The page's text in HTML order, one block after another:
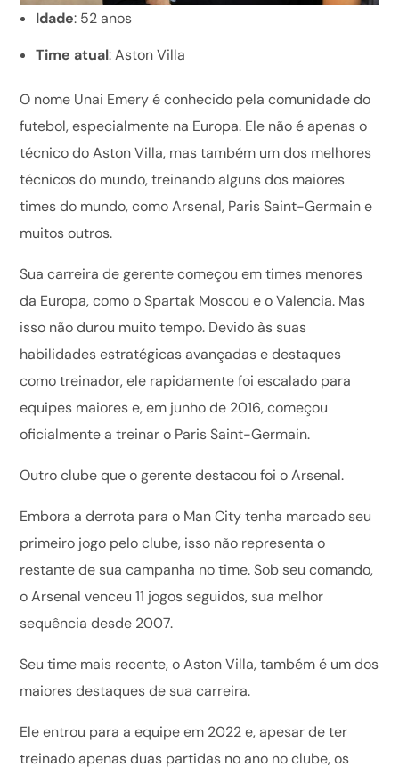
Idade: 52 anos
Time atual: Aston Villa
O nome Unai Emery é conhecido pela comunidade do
futebol, especialmente na Europa. Ele não é apenas o
técnico do Aston Villa, mas também um dos melhores
técnicos do mundo, treinando alguns dos maiores
times do mundo, como Arsenal, Paris Saint-Germain e
muitos outros.
Sua carreira de gerente começou em times menores
da Europa, como o Spartak Moscou e o Valencia. Mas
isso não durou muito tempo. Devido às suas
habilidades estratégicas avançadas e destaques
como treinador, ele rapidamente foi escalado para
equipes maiores e, em junho de 2016, começou
oficialmente a treinar o Paris Saint-Germain.
Outro clube que o gerente destacou foi o Arsenal.
Embora a derrota para o Man City tenha marcado seu
primeiro jogo pelo clube, isso não representa o
restante de sua campanha no time. Sob seu comando,
o Arsenal venceu 11 jogos seguidos, sua melhor
sequência desde 2007.
Seu time mais recente, o Aston Villa, também é um dos
maiores destaques de sua carreira.
Ele entrou para a equipe em 2022 e, apesar de ter
treinado apenas duas partidas no ano no clube, os